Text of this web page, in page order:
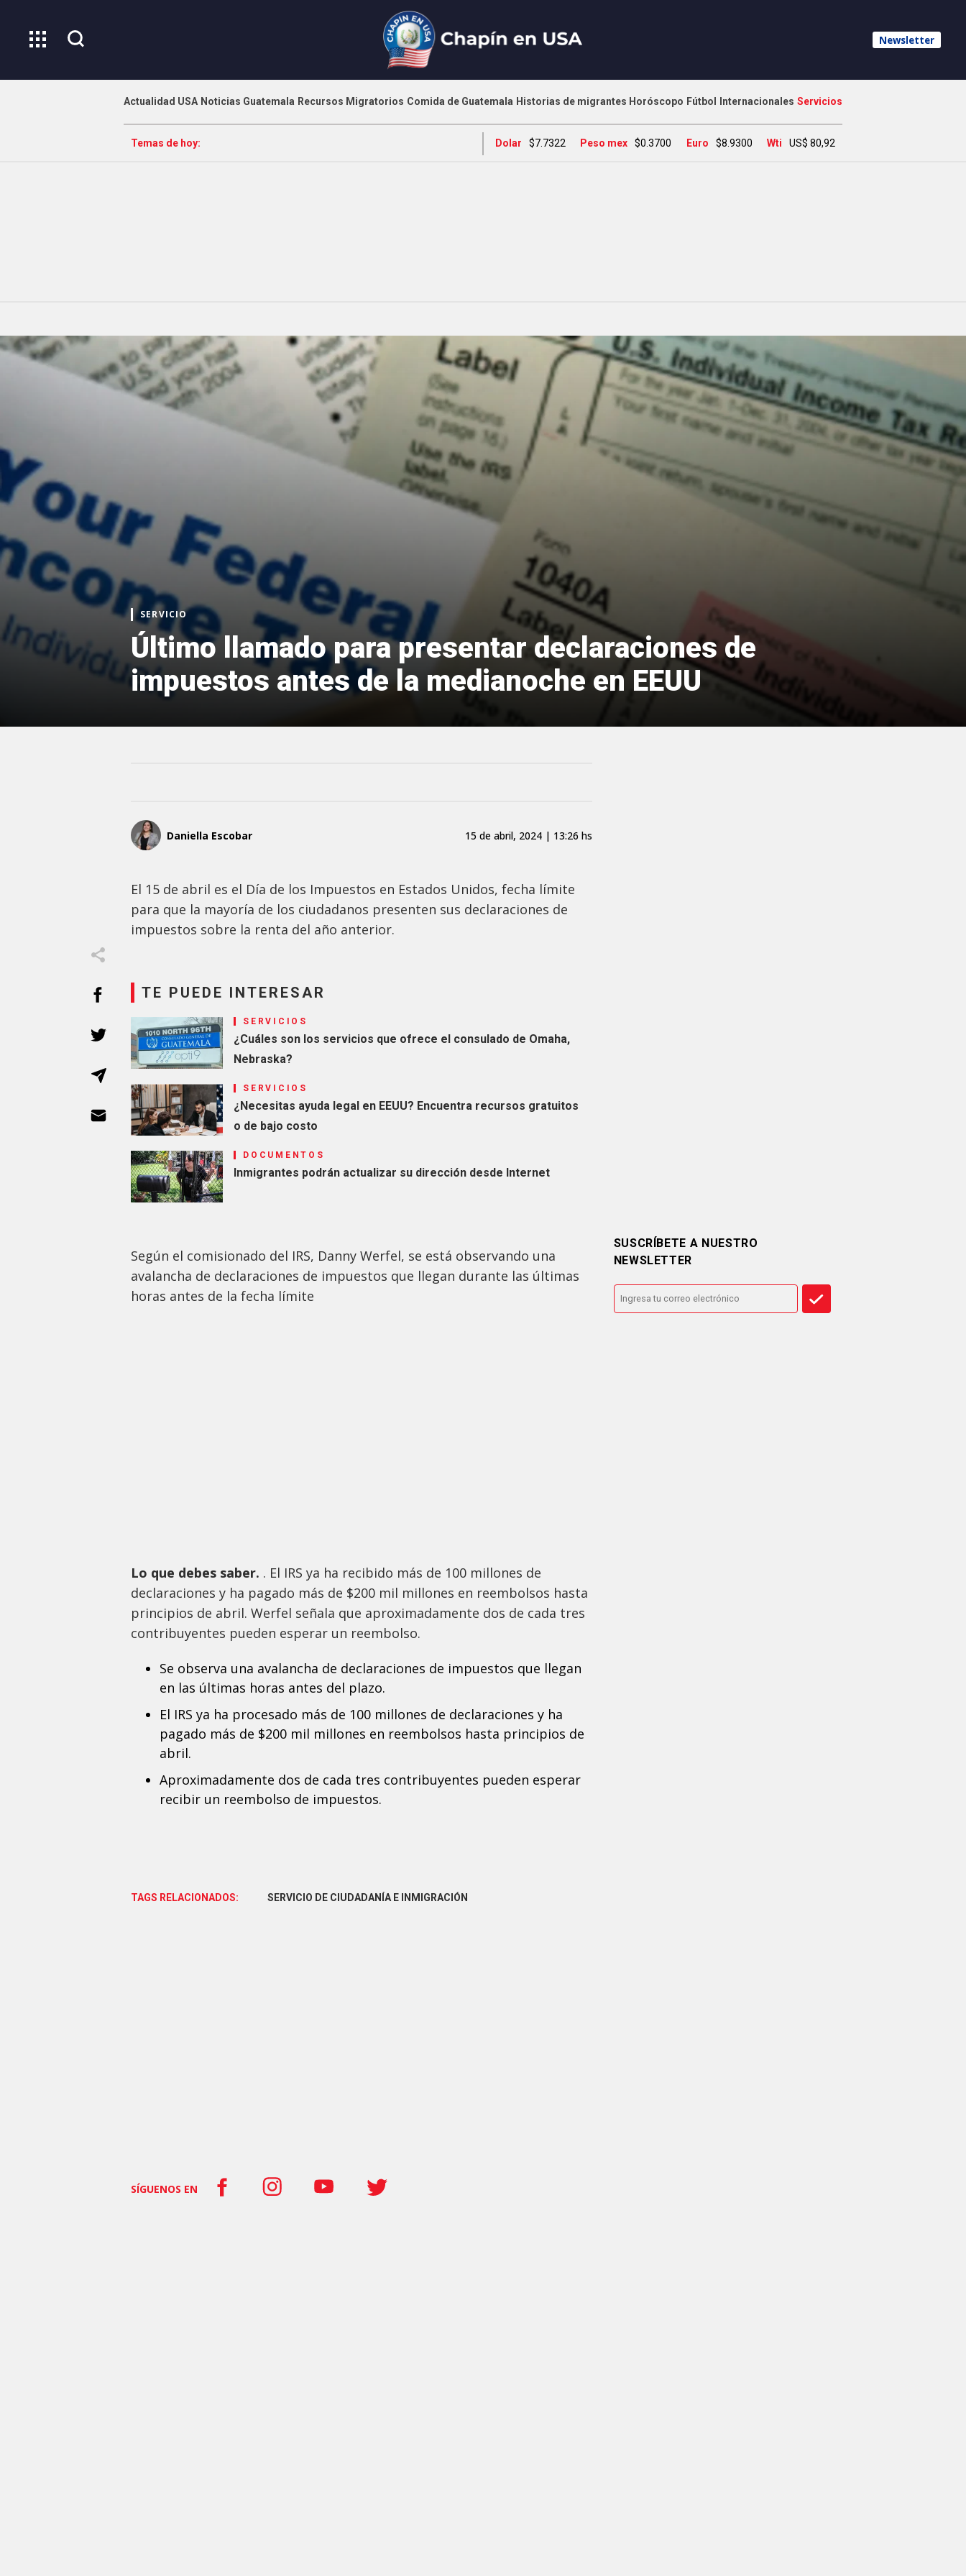
Newsletter
Actualidad USA Noticias Guatemala Recursos Migratorios Comida de Guatemala Historias de migrantes Horóscopo Fútbol Internacionales Servicios
Temas de hoy: Dolar $7.7322 Peso mex $0.3700 Euro $8.9300 Wti US$ 80,92
SERVICIO
Último llamado para presentar declaraciones de
impuestos antes de la medianoche en EEUU
Daniella Escobar 15 de abril, 2024 | 13:26 hs
El 15 de abril es el Día de los Impuestos en Estados Unidos, fecha límite
para que la mayoría de los ciudadanos presenten sus declaraciones de
impuestos sobre la renta del año anterior.
TE PUEDE INTERESAR
SERVICIOS
¿Cuáles son los servicios que ofrece el consulado de Omaha,
Nebraska?
SERVICIOS
¿Necesitas ayuda legal en EEUU? Encuentra recursos gratuitos
o de bajo costo
DOCUMENTOS
Inmigrantes podrán actualizar su dirección desde Internet
Según el comisionado del IRS, Danny Werfel, se está observando una
avalancha de declaraciones de impuestos que llegan durante las últimas
horas antes de la fecha límite
Lo que debes saber. . El IRS ya ha recibido más de 100 millones de
declaraciones y ha pagado más de $200 mil millones en reembolsos hasta
principios de abril. Werfel señala que aproximadamente dos de cada tres
contribuyentes pueden esperar un reembolso.
Se observa una avalancha de declaraciones de impuestos que llegan
en las últimas horas antes del plazo.
El IRS ya ha procesado más de 100 millones de declaraciones y ha
pagado más de $200 mil millones en reembolsos hasta principios de
abril.
Aproximadamente dos de cada tres contribuyentes pueden esperar
recibir un reembolso de impuestos.
TAGS RELACIONADOS: SERVICIO DE CIUDADANÍA E INMIGRACIÓN
SÍGUENOS EN
SUSCRÍBETE A NUESTRO
NEWSLETTER